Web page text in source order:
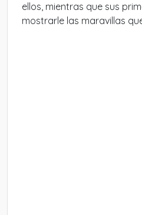
ellos, mientras que sus
mostrarle las maravillas